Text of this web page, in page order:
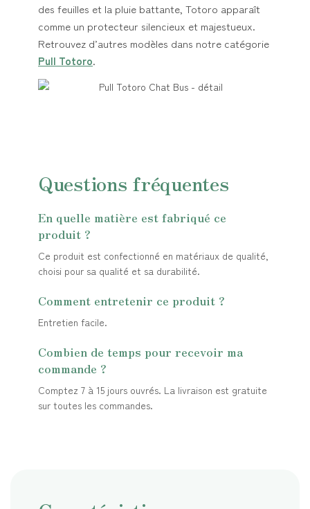
des feuilles et la pluie battante, Totoro apparaît
comme un protecteur silencieux et majestueux.
Retrouvez d’autres modèles dans notre catégorie
Pull Totoro.
Questions fréquentes
En quelle matière est fabriqué ce
produit ?
Ce produit est confectionné en matériaux de qualité,
choisi pour sa qualité et sa durabilité.
Comment entretenir ce produit ?
Entretien facile.
Combien de temps pour recevoir ma
commande ?
Comptez 7 à 15 jours ouvrés. La livraison est gratuite
sur toutes les commandes.